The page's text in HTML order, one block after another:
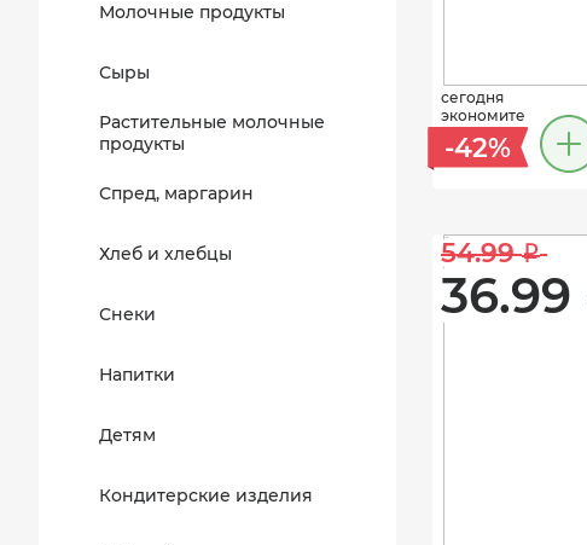
Молочные продукты
Сыры
Растительные молочные
продукты
Спред, маргарин
Хлеб и хлебцы
Снеки
Напитки
Детям
Кондитерские изделия
сегодня
экономите
-42%
54.99 i
36.99